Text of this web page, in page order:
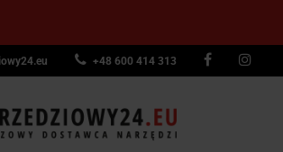
+48 600 414 313
Narzędzia
Narzędzia